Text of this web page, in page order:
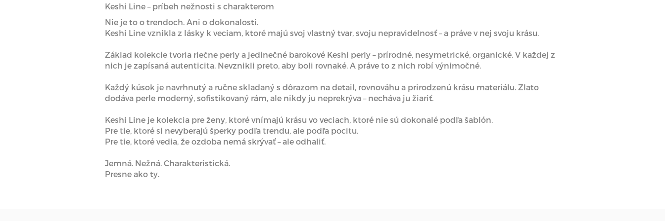
Keshi Line – príbeh nežnosti s charakterom
Nie je to o trendoch. Ani o dokonalosti.
Keshi Line vznikla z lásky k veciam, ktoré majú svoj vlastný tvar, svoju nepravidelnosť – a práve v nej svoju krásu.
Základ kolekcie tvoria riečne perly a jedinečné barokové Keshi perly – prírodné, nesymetrické, organické. V každej z
nich je zapísaná autenticita. Nevznikli preto, aby boli rovnaké. A práve to z nich robí výnimočné.
Každý kúsok je navrhnutý a ručne skladaný s dôrazom na detail, rovnováhu a prirodzenú krásu materiálu. Zlato
dodáva perle moderný, sofistikovaný rám, ale nikdy ju neprekrýva – necháva ju žiariť.
Keshi Line je kolekcia pre ženy, ktoré vnímajú krásu vo veciach, ktoré nie sú dokonalé podľa šablón.
Pre tie, ktoré si nevyberajú šperky podľa trendu, ale podľa pocitu.
Pre tie, ktoré vedia, že ozdoba nemá skrývať – ale odhaliť.
Jemná. Nežná. Charakteristická.
Presne ako ty.